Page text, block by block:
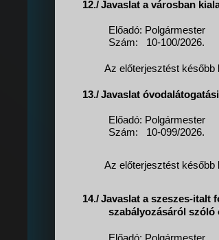
12./Javaslat a városban
Előadó: Polgármester
Szám:
10-100/2026.
Az előterjesztést később
13./Javaslat
Előadó: Polgármester
Szám:
10-099/2026.
Az előterjesztést később
14./Javaslat a szeszes-italt
szabályozásáról szóló